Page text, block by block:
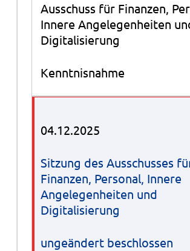
Ausschuss für Finanzen,
Innere Angelegenheiten
Digitalisierung
Kenntnisnahme
04.12.2025
Sitzung des Ausschusses
Finanzen, Personal, Innere
Angelegenheiten und
Digitalisierung
ungeändert beschlossen